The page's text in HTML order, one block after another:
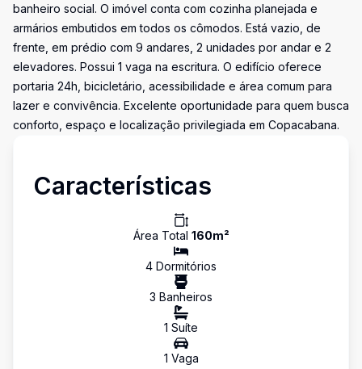
banheiro social. O imóvel conta com cozinha planejada e
armários embutidos em todos os cômodos. Está vazio, de
frente, em prédio com 9 andares, 2 unidades por andar e 2
elevadores. Possui 1 vaga na escritura. O edifício oferece
portaria 24h, bicicletário, acessibilidade e área comum para
lazer e convivência. Excelente oportunidade para quem busca
conforto, espaço e localização privilegiada em Copacabana.
Características
Área Total 160m²
4 Dormitórios
3 Banheiros
1 Suíte
1 Vaga